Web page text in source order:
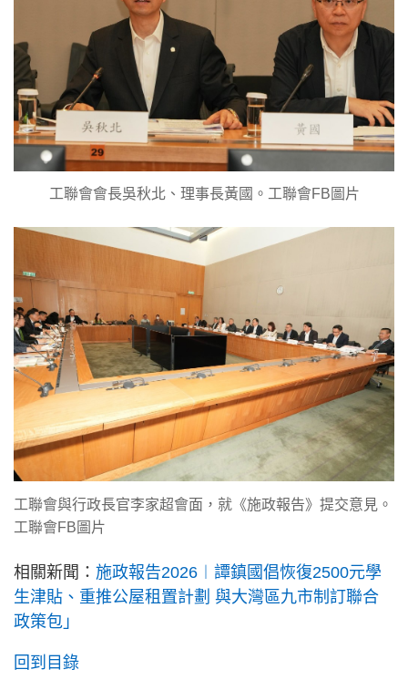
工聯會會長吳秋北、理事長黃國。工聯會FB圖片
工聯會與行政長官李家超會面，就《施政報告》提交意見。
工聯會FB圖片
相關新聞： 施政報告2026︱譚鎮國倡恢復2500元學
生津貼、重推公屋租置計劃 與大灣區九市制訂聯合
政策包」
回到目錄